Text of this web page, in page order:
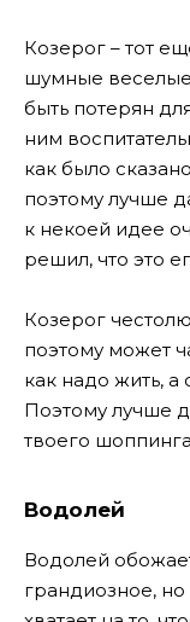
Козерог – тот
шумные
быть потерян
ним
как было
поэтому лучше
к некоей идее
решил, что это
Козерог
поэтому может
как надо жить, а
Поэтому лучше
твоего
Водолей
Водолей
грандиозное,